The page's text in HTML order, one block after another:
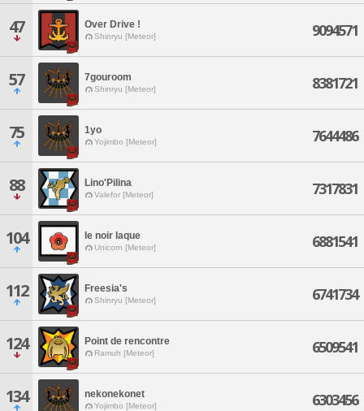
47 Over Drive !
Shinryu [Meteor] 9094571
57 7gouroom
Shinryu [Meteor] 8381721
75 1yo
Yojimbo [Meteor] 7644486
88 Lino'Pilina
Valefor [Meteor] 7317831
104 le noir laque
Unicorn [Meteor] 6881541
112 Freesia's
Shinryu [Meteor] 6741734
124 Point de rencontre
Ramuh [Meteor] 6509541
134 nekonekonet
Yojimbo [Meteor] 6303456